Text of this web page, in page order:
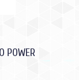
POWER